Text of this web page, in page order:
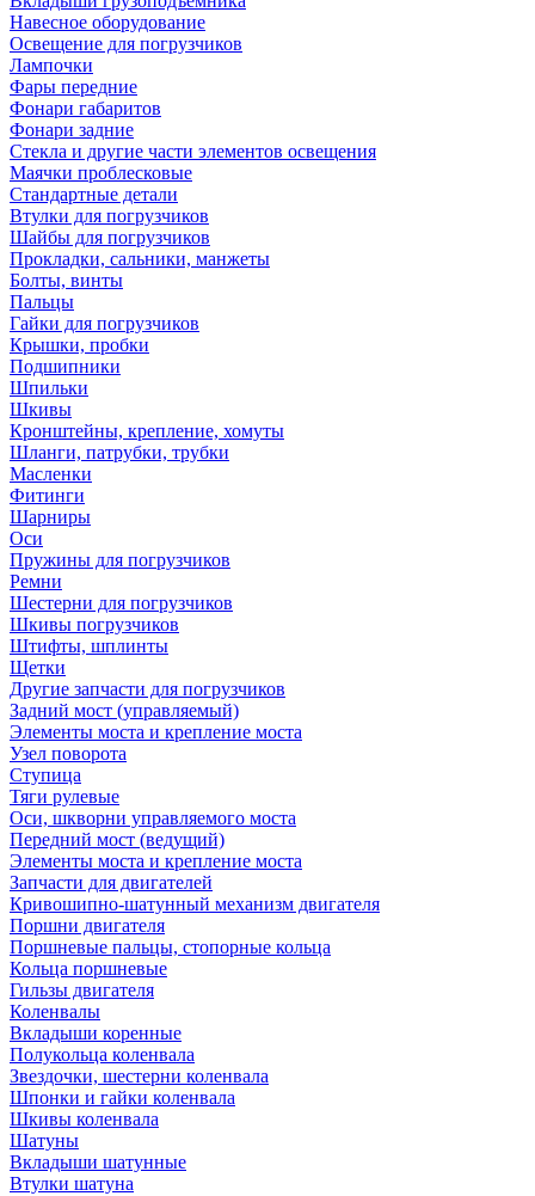
Навесное оборудование
Освещение для погрузчиков
Лампочки
Фары передние
Фонари габаритов
Фонари задние
Стекла и другие части элементов освещения
Маячки проблесковые
Стандартные детали
Втулки для погрузчиков
Шайбы для погрузчиков
Прокладки, сальники, манжеты
Болты, винты
Пальцы
Гайки для погрузчиков
Крышки, пробки
Подшипники
Шпильки
Шкивы
Кронштейны, крепление, хомуты
Шланги, патрубки, трубки
Масленки
Фитинги
Шарниры
Оси
Пружины для погрузчиков
Ремни
Шестерни для погрузчиков
Шкивы погрузчиков
Штифты, шплинты
Щетки
Другие запчасти для погрузчиков
Задний мост (управляемый)
Элементы моста и крепление моста
Узел поворота
Ступица
Тяги рулевые
Оси, шкворни управляемого моста
Передний мост (ведущий)
Элементы моста и крепление моста
Запчасти для двигателей
Кривошипно-шатунный механизм двигателя
Поршни двигателя
Поршневые пальцы, стопорные кольца
Кольца поршневые
Гильзы двигателя
Коленвалы
Вкладыши коренные
Полукольца коленвала
Звездочки, шестерни коленвала
Шпонки и гайки коленвала
Шкивы коленвала
Шатуны
Вкладыши шатунные
Втулки шатуна